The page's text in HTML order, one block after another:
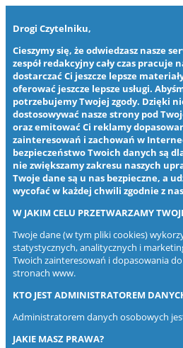
Drogi Czytelniku,
Cieszymy się, że odwiedzasz nasze
zespół redakcyjny cały czas pracuje
dostarczać Ci jeszcze lepsze
oferować jeszcze lepsze usługi.
potrzebujemy Twojej zgody. Dzięki
dostosowywać nasze strony pod
oraz emitować Ci reklamy
zainteresowań i zachowań w
bezpieczeństwo Twoich danych są
nie zwiększamy zakresu naszych
Twoje dane są u nas bezpieczne, a
wycofać w każdej chwili zgodnie z
W JAKIM CELU PRZETWARZAMY
Twoje dane (w tym pliki cookies)
statystycznych, analitycznych i
Twoich zainteresowań i dopasowania
stronach www.
KTO JEST ADMINISTRATOREM
Administratorem danych osobowych
JAKIE MASZ PRAWA?